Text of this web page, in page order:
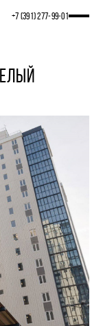
+7 (391) 277‒99‒01